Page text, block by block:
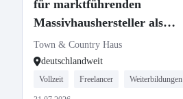
für marktführenden
Massivhaushersteller als
selbstständiger Gebietsleiter
Town & Country Haus
deutschlandweit
Vollzeit Freelancer Weiterbildungen